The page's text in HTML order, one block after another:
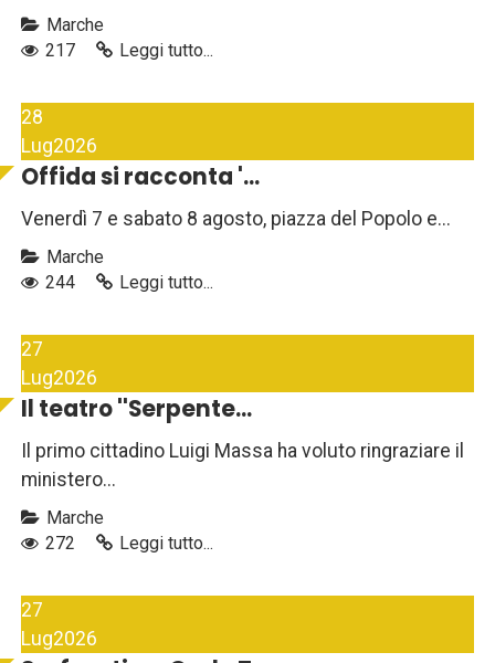
Marche
217
Leggi tutto...
28
Lug2026
Offida si racconta '...
Venerdì 7 e sabato 8 agosto, piazza del Popolo e...
Marche
244
Leggi tutto...
27
Lug2026
Il teatro ''Serpente...
Il primo cittadino Luigi Massa ha voluto ringraziare il
ministero...
Marche
272
Leggi tutto...
27
Lug2026